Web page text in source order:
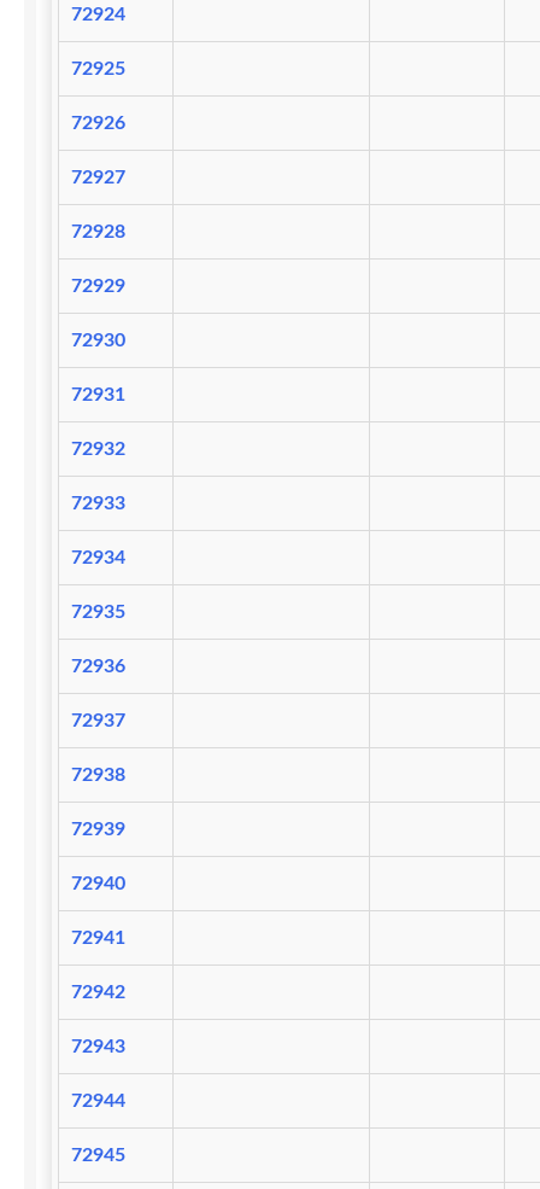
72924
72925
72926
72927
72928
72929
72930
72931
72932
72933
72934
72935
72936
72937
72938
72939
72940
72941
72942
72943
72944
72945